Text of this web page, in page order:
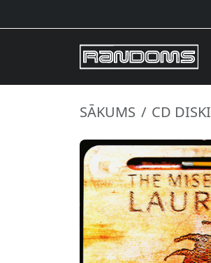
SĀKUMS CD DISKI